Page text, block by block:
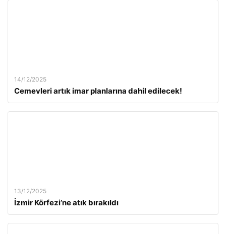
14/12/2025
Cemevleri artık imar planlarına dahil edilecek!
13/12/2025
İzmir Körfezi’ne atık bırakıldı